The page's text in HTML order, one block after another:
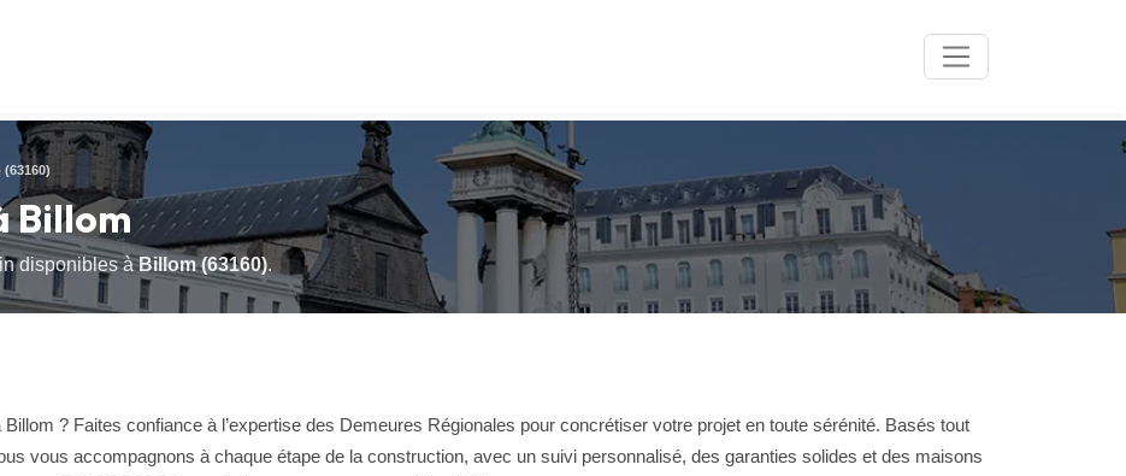
Billom
disponibles àBillom (63160).
? Faites confiance à l’expertise des Demeures Régionales pour concrétiser votre projet en toute sérénité. Basés tout
vous accompagnons à chaque étape de la construction, avec un suivi personnalisé, des garanties solides et des maisons